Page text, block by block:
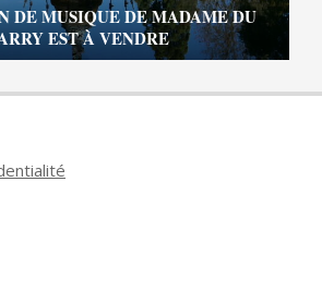
DE MUSIQUE DE MADAME DU
EST À VENDRE